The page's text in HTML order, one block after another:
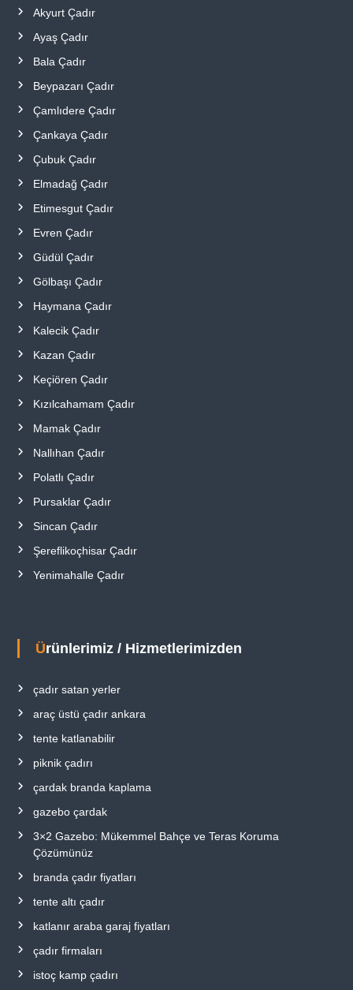
Akyurt Çadır
Ayaş Çadır
Bala Çadır
Beypazarı Çadır
Çamlıdere Çadır
Çankaya Çadır
Çubuk Çadır
Elmadağ Çadır
Etimesgut Çadır
Evren Çadır
Güdül Çadır
Gölbaşı Çadır
Haymana Çadır
Kalecik Çadır
Kazan Çadır
Keçiören Çadır
Kızılcahamam Çadır
Mamak Çadır
Nallıhan Çadır
Polatlı Çadır
Pursaklar Çadır
Sincan Çadır
Şereflikoçhisar Çadır
Yenimahalle Çadır
Ürünlerimiz / Hizmetlerimizden
çadır satan yerler
araç üstü çadır ankara
tente katlanabilir
piknik çadırı
çardak branda kaplama
gazebo çardak
3×2 Gazebo: Mükemmel Bahçe ve Teras Koruma
Çözümünüz
branda çadır fiyatları
tente altı çadır
katlanır araba garaj fiyatları
çadır firmaları
istoç kamp çadırı